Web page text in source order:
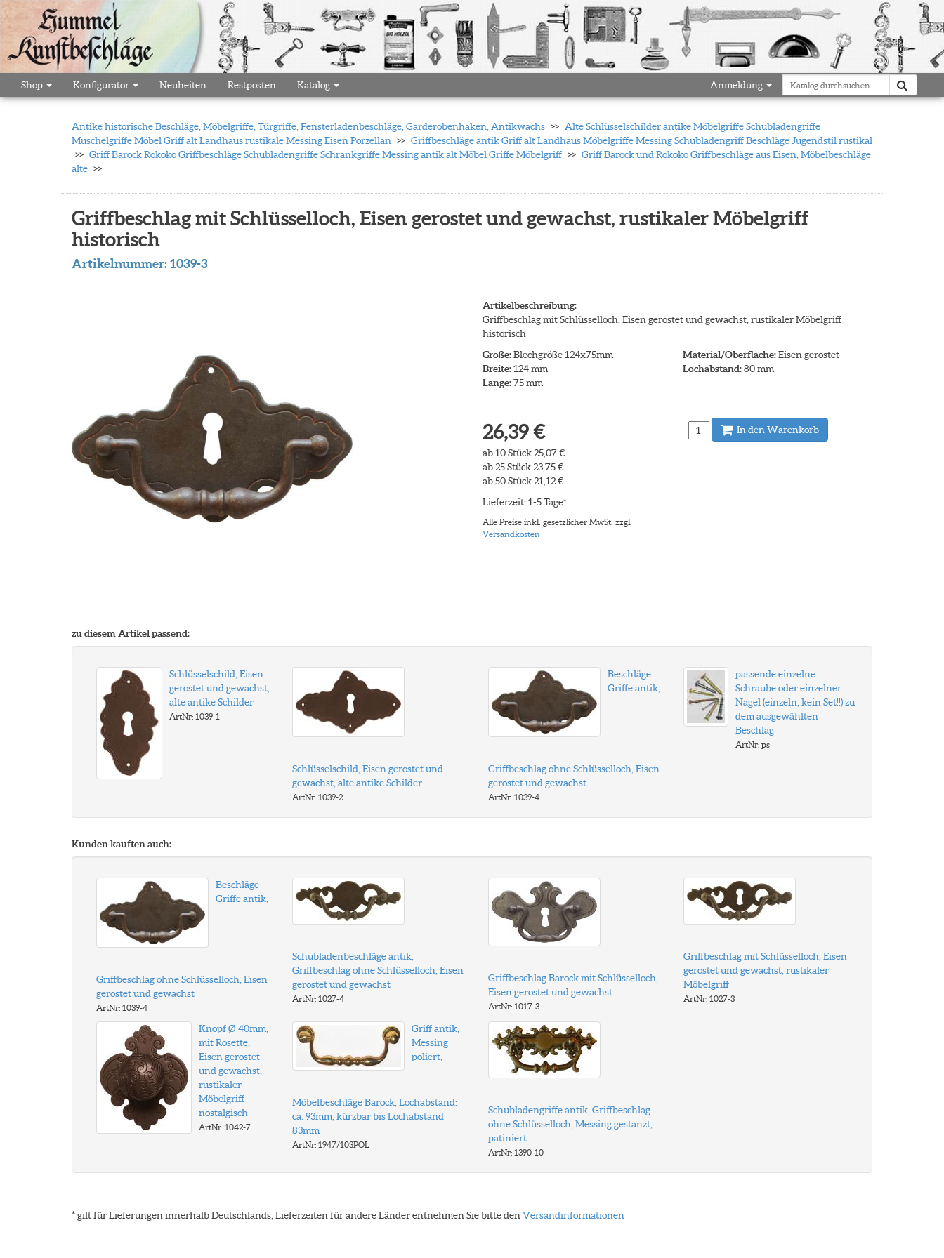
Shop Konfigurator Neuheiten Restposten Katalog Anmeldung
Antike historische Beschläge, Möbelgriffe, Türgriffe, Fensterladenbeschläge, Garderobenhaken, Antikwachs
Alte Schlüsselschilder antike Möbelgriffe Schubladengriffe
Muschelgriffe Möbel Griff alt Landhaus rustikale Messing Eisen Porzellan
Griffbeschläge antik Griff alt Landhaus Möbelgriffe Messing Schubladengriff Beschläge Jugendstil rustikal
Griff Barock Rokoko Griffbeschläge Schubladengriffe Schrankgriffe Messing antik alt Möbel Griffe Möbelgriff
Griff Barock und Rokoko Griffbeschläge aus Eisen, Möbelbeschläge
alte
Griffbeschlag mit Schlüsselloch, Eisen gerostet und gewachst, rustikaler Möbelgriff
historisch
Artikelnummer:1039-3
Artikelbeschreibung:
Griffbeschlag mit Schlüsselloch, Eisen gerostet und gewachst, rustikaler Möbelgriff
historisch
Größe:Blechgröße 124x75mm
Breite:124 mm
Länge:75 mm
Material/Oberfläche:Eisen gerostet
Lochabstand:80 mm
26,39 €
ab 10 Stück 25,07 €
ab 25 Stück 23,75 €
ab 50 Stück 21,12 €
Lieferzeit: 1-5 Tage*
Alle Preise inkl. gesetzlicher MwSt. zzgl.
Versandkosten
In den Warenkorb
zu diesem Artikel passend:
Schlüsselschild, Eisen
gerostet und gewachst,
alte antike Schilder
ArtNr: 1039-1
Schlüsselschild, Eisen gerostet und
gewachst, alte antike Schilder
ArtNr: 1039-2
Beschläge
Griffe antik,
Griffbeschlag ohne Schlüsselloch, Eisen
gerostet und gewachst
ArtNr: 1039-4
passende einzelne
Schraube oder einzelner
Nagel (einzeln, kein Set!!) zu
dem ausgewählten
Beschlag
ArtNr: ps
Kunden kauften auch:
Beschläge
Griffe antik,
Griffbeschlag ohne Schlüsselloch, Eisen
gerostet und gewachst
ArtNr: 1039-4
Schubladenbeschläge antik,
Griffbeschlag ohne Schlüsselloch, Eisen
gerostet und gewachst
ArtNr: 1027-4
Griffbeschlag Barock mit Schlüsselloch,
Eisen gerostet und gewachst
ArtNr: 1017-3
Griffbeschlag mit Schlüsselloch, Eisen
gerostet und gewachst, rustikaler
Möbelgriff
ArtNr: 1027-3
Knopf Ø 40mm,
mit Rosette,
Eisen gerostet
und gewachst,
rustikaler
Möbelgriff
nostalgisch
ArtNr: 1042-7
Griff antik,
Messing
poliert,
Möbelbeschläge Barock, Lochabstand:
ca. 93mm, kürzbar bis Lochabstand
83mm
ArtNr: 1947/103POL
Schubladengriffe antik, Griffbeschlag
ohne Schlüsselloch, Messing gestanzt,
patiniert
ArtNr: 1390-10
* gilt für Lieferungen innerhalb Deutschlands, Lieferzeiten für andere Länder entnehmen Sie bitte den Versandinformationen